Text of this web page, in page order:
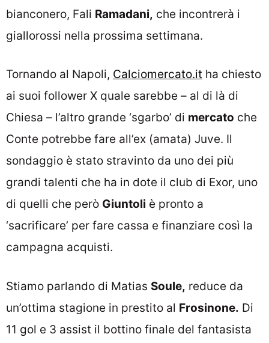
bianconero, Fali Ramadani, che incontrerà i
giallorossi nella prossima settimana.
Tornando al Napoli, Calciomercato.it ha chiesto
ai suoi follower X quale sarebbe – al di là di
Chiesa – l’altro grande ‘sgarbo’ di mercato che
Conte potrebbe fare all’ex (amata) Juve. Il
sondaggio è stato stravinto da uno dei più
grandi talenti che ha in dote il club di Exor, uno
di quelli che però Giuntoli è pronto a
‘sacrificare’ per fare cassa e finanziare così la
campagna acquisti.
Stiamo parlando di Matias Soule, reduce da
un’ottima stagione in prestito al Frosinone. Di
11 gol e 3 assist il bottino finale del fantasista